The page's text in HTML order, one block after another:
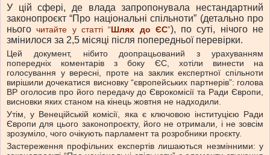
У цій сфері, де влада запропонувала нестандартний
законопроєкт “Про національні спільноти” (детально про
нього читайте у статті “Шлях до ЄС”), по суті, нічого не
змінилося за 2,5 місяці після попередньої перевірки.
Цей документ, нібито доопрацьований з урахуванням
попередніх коментарів з боку ЄС, хотіли винести на
голосування у вересні, проте на заклик експертної спільноти
вирішили дочекатися висновку “європейських партнерів”: голова
ВР оголосив про його передачу до Єврокомісії та Ради Європи,
висновки яких станом на кінець жовтня не надходили.
Утім, у Венеційській комісії, яка є ключовою інституцією Ради
Європи для цього законопроєкту, його не отримали, і не зовсім
зрозуміло, чого очікують парламент та розробники проєкту.
Застереження профільних експертів лишаються незмінними: у